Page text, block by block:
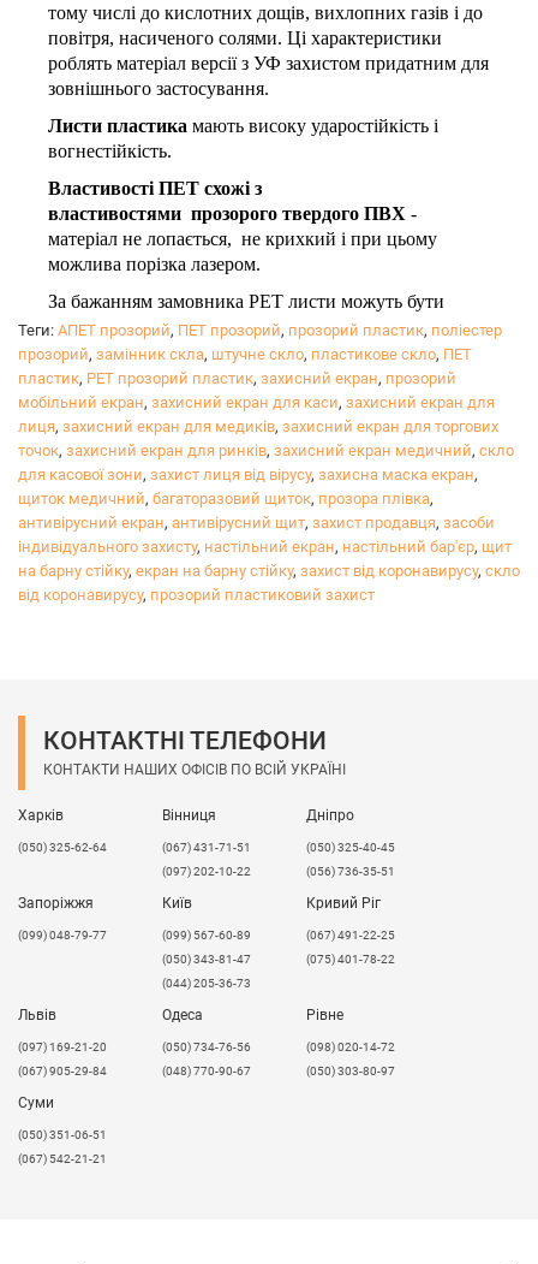
тому числі до кислотних дощів, вихлопних газів і до
повітря, насиченого солями. Ці характеристики
роблять матеріал версії з УФ захистом придатним для
зовнішнього застосування.
Листи пластика мають високу ударостійкість і
вогнестійкість.
Властивості ПЕТ схожі з
властивостями прозорого твердого ПВХ -
матеріал не лопається, не крихкий і при цьому
можлива порізка лазером.
За бажанням замовника PET листи можуть бути
зроблені з візерунком і тисненням. Такі листи
найчастіше використовують для розсіювання світла,
виготовлення будівельних елементів і автомобільних
деталей.
АПЕТ і ПЕТГ
- ідеально ріжуться лазером на
відміну від прозорого ПВХ, який непридатний для
різання лазером, тому що виділяє шкідливі пари
хлору, що руйнують механізми лазера.
Теги: АПЕТ прозорий, ПЕТ прозорий, прозорий пластик, поліестер
прозорий, замінник скла, штучне скло, пластикове скло, ПЕТ
пластик, PET прозорий пластик, захисний екран, прозорий
мобільний екран, захисний екран для каси, захисний екран для
лиця, захисний екран для медиків, захисний екран для торгових
точок, захисний екран для ринків, захисний екран медичний, скло
для касової зони, захист лиця від вірусу, захисна маска екран,
щиток медичний, багаторазовий щиток, прозора плівка,
антивірусний екран, антивірусний щит, захист продавця, засоби
індивідуального захисту, настільний екран, настільний бар'єр, щит
на барну стійку, екран на барну стійку, захист від коронавирусу, скло
від коронавирусу, прозорий пластиковий захист
КОНТАКТНІ ТЕЛЕФОНИ
КОНТАКТИ НАШИХ ОФІСІВ ПО ВСІЙ УКРАЇНІ
Харків
(050) 325-62-64
Вінниця
(067) 431-71-51
(097) 202-10-22
Дніпро
(050) 325-40-45
(056) 736-35-51
Запоріжжя
(099) 048-79-77
Київ
(099) 567-60-89
(050) 343-81-47
(044) 205-36-73
Кривий Ріг
(067) 491-22-25
(075) 401-78-22
Львів
​(097) 169-21-20
(067) 905-29-84
Одеса
(050) 734-76-56
(048) 770-90-67
Рівне
(098) 020-14-72
(050) 303-80-97
Суми
(050) 351-06-51
(067) 542-21-21